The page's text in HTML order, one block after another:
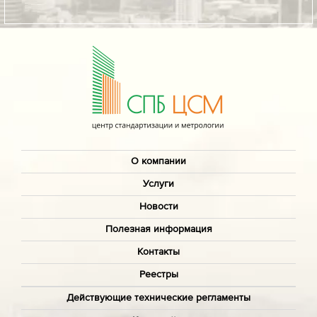
О компании
Услуги
Новости
Полезная информация
Контакты
Реестры
Действующие технические регламенты